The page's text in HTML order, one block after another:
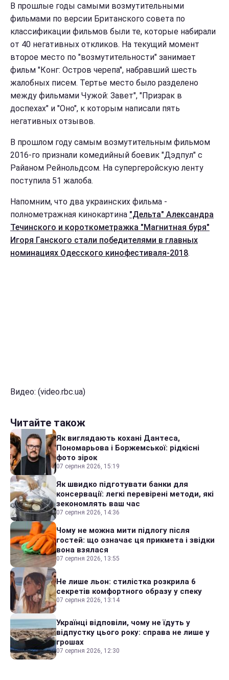
В прошлые годы самыми возмутительными
фильмами по версии Британского совета по
классификации фильмов были те, которые набирали
от 40 негативных откликов. На текущий момент
второе место по "возмутительности" занимает
фильм "Конг: Остров черепа", набравший шесть
жалобных писем. Тертье место было разделено
между фильмами Чужой: Завет", "Призрак в
доспехах" и "Оно", к которым написали пять
негативных отзывов.
В прошлом году самым возмутительным фильмом
2016-го признали комедийный боевик "Дэдпул" c
Райаном Рейнольдсом. На супергеройскую ленту
поступила 51 жалоба.
Напомним, что два украинских фильма -
полнометражная кинокартина "Дельта" Александра
Течинского и короткометражка "Магнитная буря"
Игоря Ганского стали победителями в главных
номинациях Одесского кинофестиваля-2018.
Видео: (video.rbc.ua)
Читайте також
Як виглядають кохані Дантеса,
Пономарьова і Боржемської: рідкісні
фото зірок
07 серпня 2026, 15:19
Як швидко підготувати банки для
консервації: легкі перевірені методи, які
зекономлять ваш час
07 серпня 2026, 14:36
Чому не можна мити підлогу після
гостей: що означає ця прикмета і звідки
вона взялася
07 серпня 2026, 13:55
Не лише льон: стилістка розкрила 6
секретів комфортного образу у спеку
07 серпня 2026, 13:14
Українці відповіли, чому не їдуть у
відпустку цього року: справа не лише у
грошах
07 серпня 2026, 12:30